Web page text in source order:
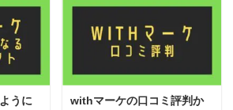
うに
withマーケの口コミ評判か